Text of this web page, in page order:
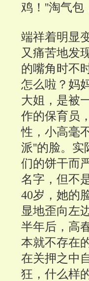
鸡！''淘气包
端祥着明显
又痛苦地发
的嘴角时不
怎么啦？妈
大姐，是被
作的保育员
性，小高毫
派''的脸。实
们的饼干而
名字，但不
40岁，她的
显地歪向左
半年后，高
本就不存在
在关押之中
狂，什么样